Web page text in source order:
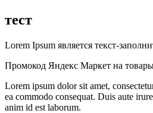
тест
Lorem Ipsum является текст-
Промокод Яндекс Маркет на
Lorem ipsum dolor sit amet,
ea commodo consequat. Duis aute
anim id est laborum.